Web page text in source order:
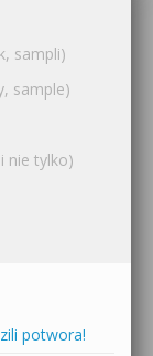
sampli)
sample)
nie tylko)
potwora!